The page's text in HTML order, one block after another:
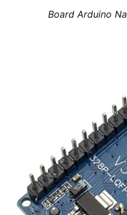
Board Arduino